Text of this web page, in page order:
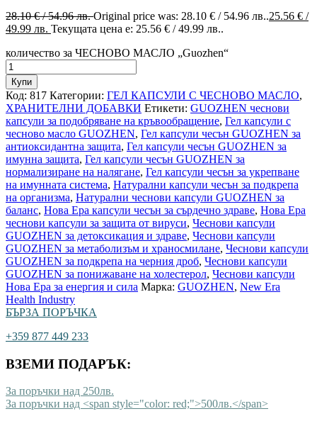
28.10€/ 54.96 лв.Original price was: 28.10 € / 54.96 лв..25.56 € /
49.99 лв. Текущата цена е: 25.56 € / 49.99 лв..
количество за ЧЕСНОВО МАСЛО „Guozhen“
Купи
Код: 817 Категории: ГЕЛ КАПСУЛИ С ЧЕСНОВО МАСЛО,
ХРАНИТЕЛНИ ДОБАВКИ Етикети: GUOZHEN чеснови
капсули за подобряване на кръвообращение, Гел капсули с
чесново масло GUOZHEN, Гел капсули чесън GUOZHEN за
антиоксидантна защита, Гел капсули чесън GUOZHEN за
имунна защита, Гел капсули чесън GUOZHEN за
нормализиране на налягане, Гел капсули чесън за укрепване
на имунната система, Натурални капсули чесън за подкрепа
на организма, Натурални чеснови капсули GUOZHEN за
баланс, Нова Ера капсули чесън за сърдечно здраве, Нова Ера
чеснови капсули за защита от вируси, Чеснови капсули
GUOZHEN за детоксикация и здраве, Чеснови капсули
GUOZHEN за метаболизъм и храносмилане, Чеснови капсули
GUOZHEN за подкрепа на черния дроб, Чеснови капсули
GUOZHEN за понижаване на холестерол, Чеснови капсули
Нова Ера за енергия и сила Марка: GUOZHEN, New Era
Health Industry
БЪРЗА ПОРЪЧКА
+359 877 449 233
ВЗЕМИ ПОДАРЪК:
За поръчки над 250лв.
За поръчки над <span style="color: red;">500лв.</span>